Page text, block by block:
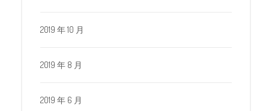
2019 年 10 月
2019 年 8 月
2019 年 6 月